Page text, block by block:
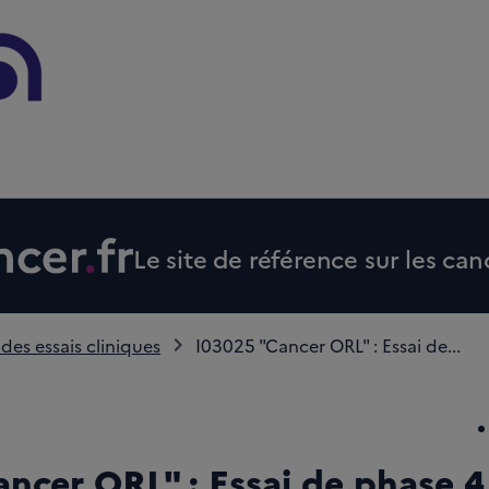
Le site de référence sur les
essais cliniques I03025 "Cancer ORL" : Essai de...